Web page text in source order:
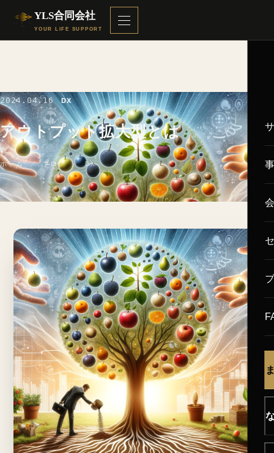
YLS合同会社
YOUR LIFE SUPPORT
2024.04.16 DX
アウトプット拡大型とは
ホーム／ブログ／ DX